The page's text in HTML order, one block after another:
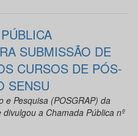
SUBMISSÃO DE
CURSOS DE PÓS-
SENSU
e Pesquisa (POSGRAP) da
a Chamada Pública nº